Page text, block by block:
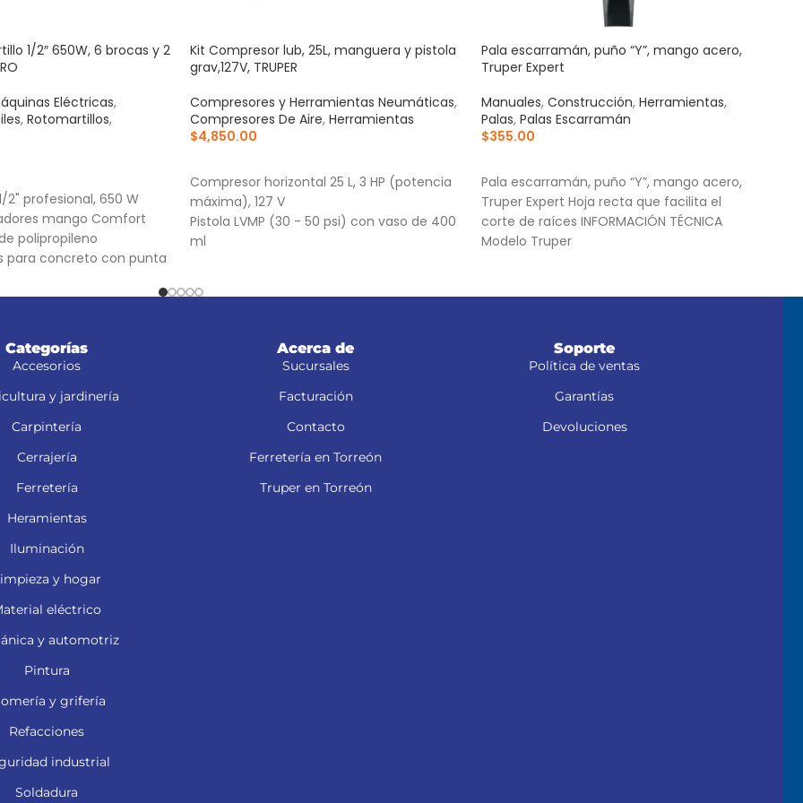
1/2″ 650W, 6 brocas y 2
Eléctricas,
, Rotomartillos,
2" profesional, 650 W
mango Comfort
polipropileno
para concreto con punta
Kit Compresor lub, 25L, manguera y pistola
grav,127V, TRUPER
Compresores y Herramientas Neumáticas,
Compresores De Aire, Herramientas
$4,850.00
Compresor horizontal 25 L, 3 HP (potencia
máxima), 127 V
Pistola LVMP (30 - 50 psi) con vaso de 400
ml
Pala escarramán, puño “Y”, mango acero,
Truper Expert
Manuales, Construcción, Herramientas,
Palas, Palas Escarramán
$355.00
Pala escarramán, puño “Y”, mango acero,
Truper Expert Hoja recta que facilita el
corte de raíces INFORMACIÓN TÉCNICA
Modelo Truper
Categorías
Accesorios
y jardinería
Carpintería
Cerrajería
Ferretería
Heramientas
Iluminación
y hogar
eléctrico
y automotriz
Pintura
y grifería
Refacciones
industrial
Soldadura
Acerca de
Sucursales
Facturación
Contacto
Ferretería en Torreón
Truper en Torreón
Soporte
Política de ventas
Garantías
Devoluciones